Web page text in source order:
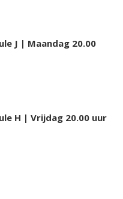
J | Maandag 20.00
H | Vrijdag 20.00 uur